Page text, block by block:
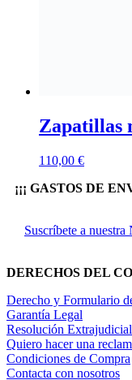
Zapatillas
110,00 €
¡¡¡ GASTOS DE
Suscríbete a
DERECHOS DEL
Derecho y Formulario
Garantía Legal
Resolución
Quiero hacer una
Condiciones de Compra
Contacta con nosotros